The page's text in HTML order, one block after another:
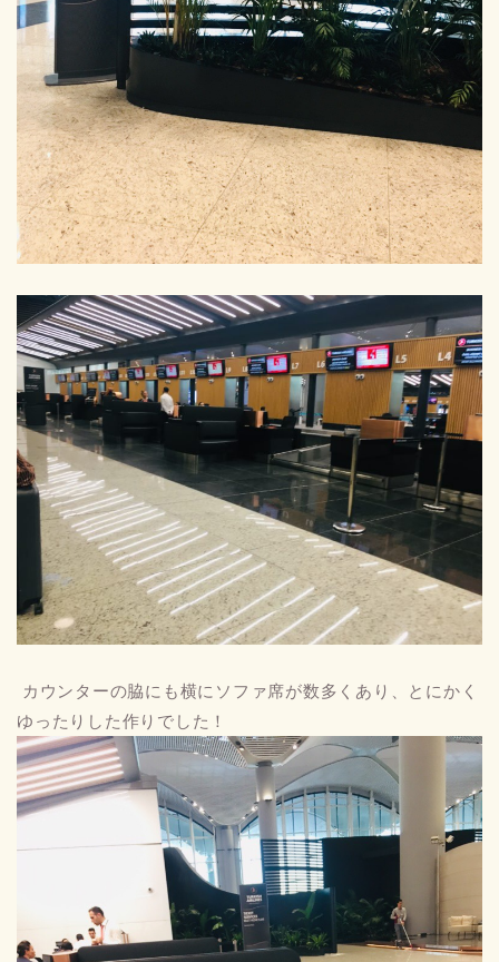
カウンターの脇にも横にソファ席が数多くあり、とにかく
ゆったりした作りでした！